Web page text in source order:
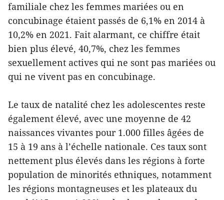
familiale chez les femmes mariées ou en
concubinage étaient passés de 6,1% en 2014 à
10,2% en 2021. Fait alarmant, ce chiffre était
bien plus élevé, 40,7%, chez les femmes
sexuellement actives qui ne sont pas mariées ou
qui ne vivent pas en concubinage.
Le taux de natalité chez les adolescentes reste
également élevé, avec une moyenne de 42
naissances vivantes pour 1.000 filles âgées de
15 à 19 ans à l’échelle nationale. Ces taux sont
nettement plus élevés dans les régions à forte
population de minorités ethniques, notamment
les régions montagneuses et les plateaux du